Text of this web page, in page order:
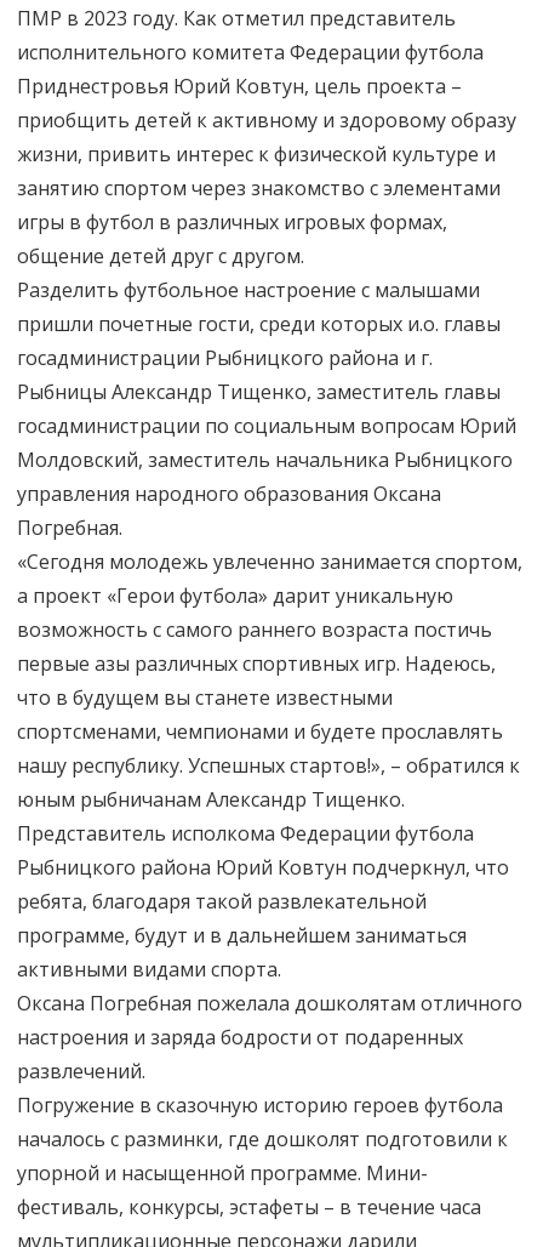
ПМР в 2023 году. Как отметил представитель
исполнительного комитета Федерации футбола
Приднестровья Юрий Ковтун, цель проекта –
приобщить детей к активному и здоровому образу
жизни, привить интерес к физической культуре и
занятию спортом через знакомство с элементами
игры в футбол в различных игровых формах,
общение детей друг с другом.
Разделить футбольное настроение с малышами
пришли почетные гости, среди которых и.о. главы
госадминистрации Рыбницкого района и г.
Рыбницы Александр Тищенко, заместитель главы
госадминистрации по социальным вопросам Юрий
Молдовский, заместитель начальника Рыбницкого
управления народного образования Оксана
Погребная.
«Сегодня молодежь увлеченно занимается спортом,
а проект «Герои футбола» дарит уникальную
возможность с самого раннего возраста постичь
первые азы различных спортивных игр. Надеюсь,
что в будущем вы станете известными
спортсменами, чемпионами и будете прославлять
нашу республику. Успешных стартов!», – обратился к
юным рыбничанам Александр Тищенко.
Представитель исполкома Федерации футбола
Рыбницкого района Юрий Ковтун подчеркнул, что
ребята, благодаря такой развлекательной
программе, будут и в дальнейшем заниматься
активными видами спорта.
Оксана Погребная пожелала дошколятам отличного
настроения и заряда бодрости от подаренных
развлечений.
Погружение в сказочную историю героев футбола
началось с разминки, где дошколят подготовили к
упорной и насыщенной программе. Мини-
фестиваль, конкурсы, эстафеты – в течение часа
мультипликационные персонажи дарили